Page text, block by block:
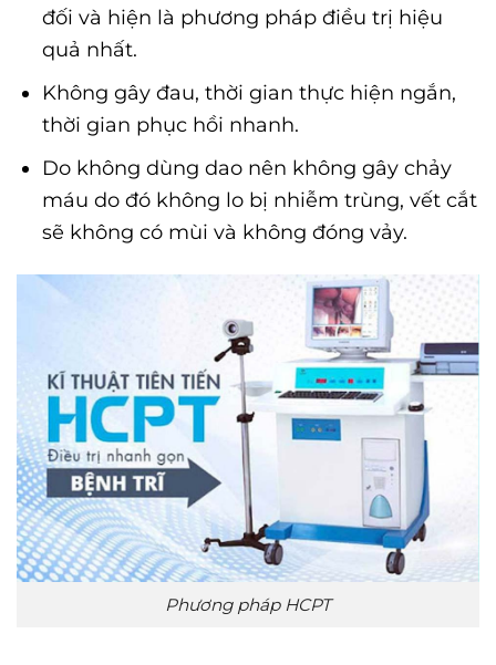
đối và hiện là phương pháp điều trị hiệu
quả nhất.
Không gây đau, thời gian thực hiện ngắn,
thời gian phục hồi nhanh.
Do không dùng dao nên không gây chảy
máu do đó không lo bị nhiễm trùng, vết cắt
sẽ không có mùi và không đóng vảy.
Phương pháp HCPT